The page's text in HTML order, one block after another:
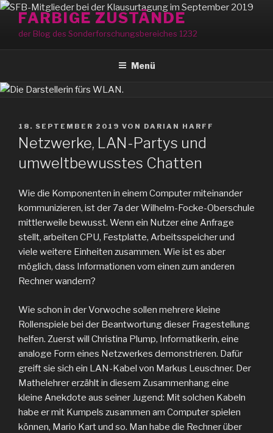
Zum
Inhalt
springen
FARBIGE ZUSTÄNDE
der Blog des Sonderforschungsbereiches 1232
Menü
VERÖFFENTLICHT
AM
18. SEPTEMBER 2019 VON DARIAN HARFF
Netzwerke, LAN-Partys und
umweltbewusstes Chatten
Wie die Komponenten in einem Computer miteinander
kommunizieren, ist der 7a der Wilhelm-Focke-Oberschule
mittlerweile bewusst. Wenn ein Nutzer eine Anfrage
stellt, arbeiten CPU, Festplatte, Arbeitsspeicher und
viele weitere Einheiten zusammen. Wie ist es aber
möglich, dass Informationen vom einen zum anderen
Rechner wandern?
Wie schon in der Vorwoche sollen mehrere kleine
Rollenspiele bei der Beantwortung dieser Fragestellung
helfen. Zuerst will Christina Plump, Informatikerin, eine
analoge Form eines Netzwerkes demonstrieren. Dafür
greift sie sich ein LAN-Kabel von Markus Leuschner. Der
Mathelehrer erzählt in diesem Zusammenhang eine
kleine Anekdote aus seiner Jugend: Mit solchen Kabeln
habe er mit Kumpels zusammen am Computer spielen
können, Mario Kart und so. Man habe die Rechner über